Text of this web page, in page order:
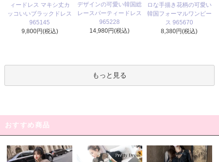
ィードレス マキシ丈カ
ッコいいブラックドレス
965145
9,800円(税込)
デザインの可愛い韓国総
レースパーティードレス
965228
14,980円(税込)
ロな手描き花柄の可愛い
韓国フォーマルワンピー
ス 965670
8,380円(税込)
もっと見る
おすすめ商品